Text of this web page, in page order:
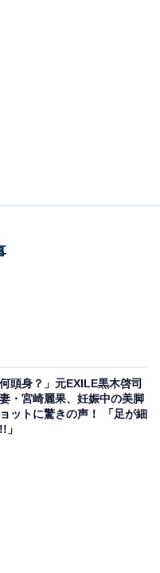
何頭身？」元EXILE黒木啓司
・宮崎麗果、妊娠中の美脚
ットに驚きの声！ 「足が細
」